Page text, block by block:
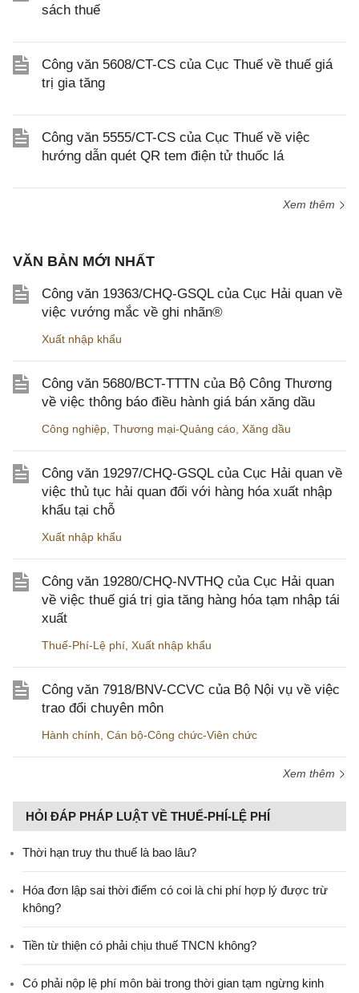
sách thuế
Công văn 5608/CT-CS của Cục Thuế về thuế giá
trị gia tăng
Công văn 5555/CT-CS của Cục Thuế về việc
hướng dẫn quét QR tem điện tử thuốc lá
Xem thêm
VĂN BẢN MỚI NHẤT
Công văn 19363/CHQ-GSQL của Cục Hải quan về
việc vướng mắc về ghi nhãn®
Xuất nhập khẩu
Công văn 5680/BCT-TTTN của Bộ Công Thương
về việc thông báo điều hành giá bán xăng dầu
Công nghiệp Thương mại-Quảng cáo Xăng dầu
Công văn 19297/CHQ-GSQL của Cục Hải quan về
việc thủ tục hải quan đối với hàng hóa xuất nhập
khẩu tại chỗ
Xuất nhập khẩu
Công văn 19280/CHQ-NVTHQ của Cục Hải quan
về việc thuế giá trị gia tăng hàng hóa tạm nhập tái
xuất
Thuế-Phí-Lệ phí Xuất nhập khẩu
Công văn 7918/BNV-CCVC của Bộ Nội vụ về việc
trao đổi chuyên môn
Hành chính Cán bộ-Công chức-Viên chức
Xem thêm
HỎI ĐÁP PHÁP LUẬT VỀ THUẾ-PHÍ-LỆ PHÍ
Thời hạn truy thu thuế là bao lâu?
Hóa đơn lập sai thời điểm có coi là chi phí hợp lý được trừ
không?
Tiền từ thiện có phải chịu thuế TNCN không?
Có phải nộp lệ phí môn bài trong thời gian tạm ngừng kinh